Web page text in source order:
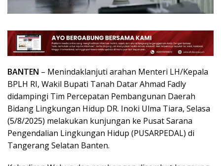
BANTEN – Menindaklanjuti arahan Menteri LH/Kepala
BPLH RI, Wakil Bupati Tanah Datar Ahmad Fadly
didampingi Tim Percepatan Pembangunan Daerah
Bidang Lingkungan Hidup DR. Inoki Ulma Tiara, Selasa
(5/8/2025) melakukan kunjungan ke Pusat Sarana
Pengendalian Lingkungan Hidup (PUSARPEDAL) di
Tangerang Selatan Banten.